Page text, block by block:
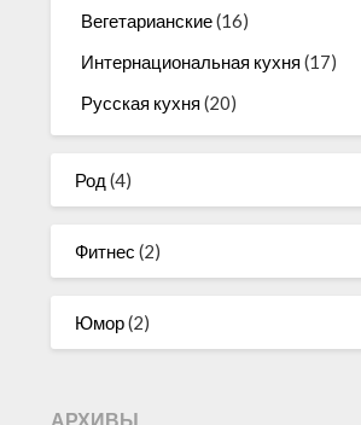
Вегетарианские(16)
Интернациональная кухня (17)
Русская кухня (20)
Род (4)
Фитнес (2)
Юмор(2)
АРХИВЫ